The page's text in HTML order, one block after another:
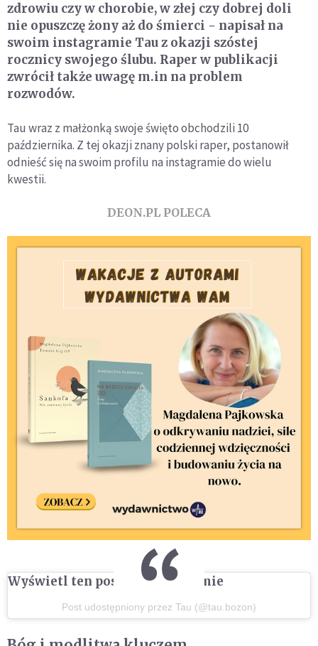
zdrowiu czy w chorobie, w złej czy dobrej doli
nie opuszczę żony aż do śmierci - napisał na
swoim instagramie Tau z okazji szóstej
rocznicy swojego ślubu. Raper w publikacji
zwrócił także uwagę m.in na problem
rozwodów.
Tau wraz z małżonką swoje święto obchodzili 10
października. Z tej okazji znany polski raper, postanowił
odnieść się na swoim profilu na instagramie do wielu
kwestii.
DEON.PL POLECA
Wyświetl ten post na Instagramie
Post udostępniony przez Tau (@tau.bozon)